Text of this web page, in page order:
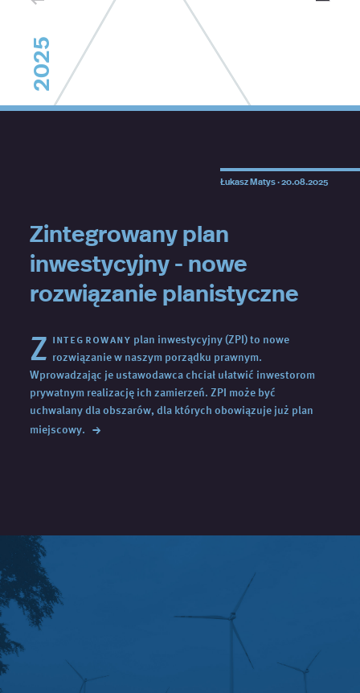
2025
Łukasz Matys ·20.08.2025
Zintegrowany plan
inwestycyjny - nowe
rozwiązanie planistyczne
Z integrowany plan inwestycyjny (ZPI) to nowe
rozwiązanie w naszym porządku prawnym.
Wprowadzając je ustawodawca chciał ułatwić inwestorom
prywatnym realizację ich zamierzeń. ZPI może być
uchwalany dla obszarów, dla których obowiązuje już plan
miejscowy. →